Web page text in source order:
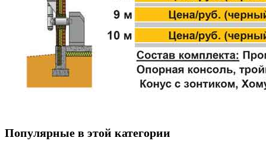
Популярные в этой категории